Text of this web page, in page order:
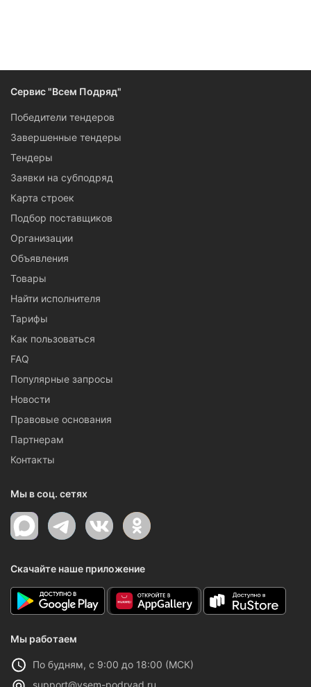
Сервис "Всем Подряд"
Победители тендеров
Завершенные тендеры
Тендеры
Заявки на субподряд
Карта строек
Подбор поставщиков
Организации
Объявления
Товары
Найти исполнителя
Тарифы
Как пользоваться
FAQ
Популярные запросы
Новости
Правовые основания
Партнерам
Контакты
Мы в соц. сетях
Скачайте наше приложение
Мы работаем
По будням, с 9:00 до 18:00 (МСК)
support@vsem-podryad.ru